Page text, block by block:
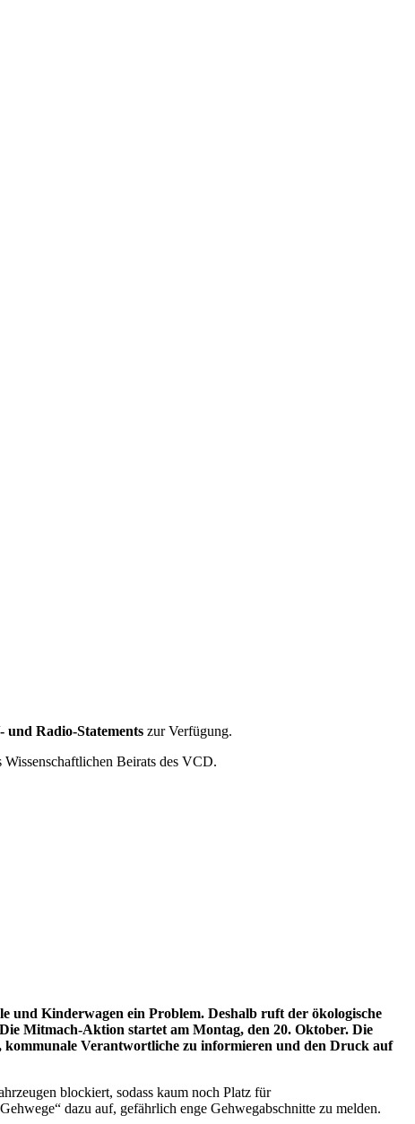
und Radio-Statements zur Verfügung.
Beirats des VCD.
und Kinderwagen ein Problem. Deshalb ruft der ökologische
Mitmach-Aktion startet am Montag, den 20. Oktober. Die
kommunale Verantwortliche zu informieren und den Druck auf
blockiert, sodass kaum noch Platz für
dazu auf, gefährlich enge Gehwegabschnitte zu melden.